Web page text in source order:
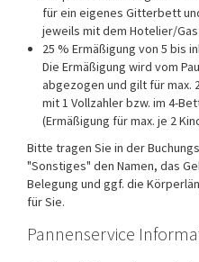
für ein eigenes Gitterbett
jeweils mit dem Hotelier/
25 % Ermäßigung von 5 bis
Die Ermäßigung wird vom
abgezogen und gilt für max.
mit 1 Vollzahler bzw. im 4-
(Ermäßigung für max. je 2
Bitte tragen Sie in der
"Sonstiges" den Namen, das
Belegung und ggf. die
für Sie.
Pannenservice